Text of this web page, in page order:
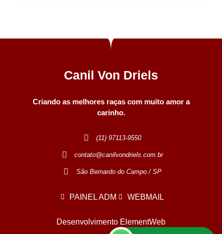
Canil Von Driels
Criando as melhores raças com muito amor a
carinho.
(11) 97113-9550
contato@canilvondriels.com.br
São Bernardo do Campo / SP
PAINEL ADM WEBMAIL
Desenvolvimento ElementWeb